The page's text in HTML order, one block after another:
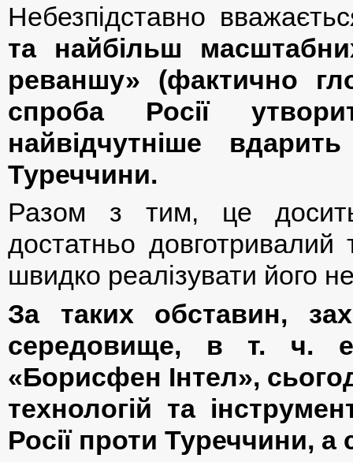
Небезпідставно
та найбільш масштабних
реваншу» (фактично
спроба Росії
найвідчутніше
Туреччини.
Разом з тим, це
достатньо
швидко реалізувати його
За таких обставин,
середовище, в т. ч.
«Борисфен Інтел»,
технологій та
Росії проти Туреччини, а